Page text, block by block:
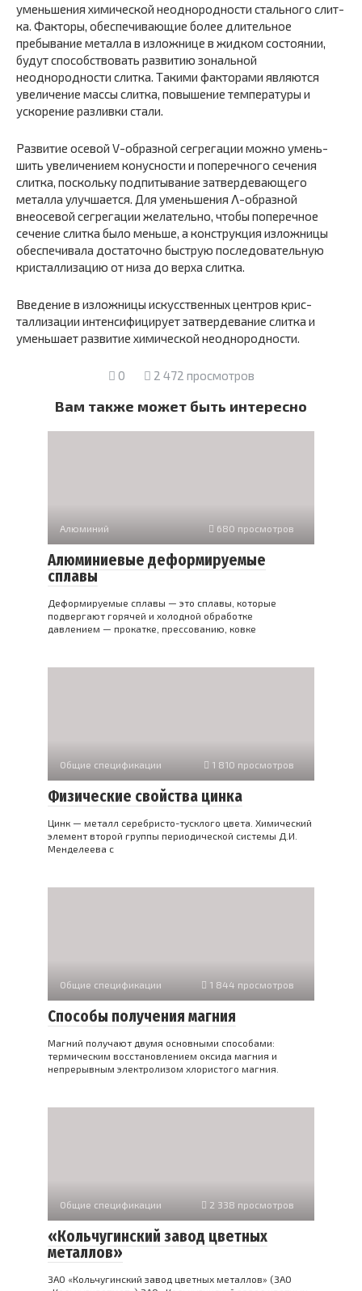
уменьшения химической неоднородности стального слит­
ка. Факторы, обеспечивающие более длительное
пребыва­ние металла в изложнице в жидком состоянии,
будут спо­собствовать развитию зональной
неоднородности слитка. Такими факторами являются
увеличение массы слитка, повышение температуры и
ускорение разливки стали.
Развитие осевой V-образной сегрегации можно умень­
шить увеличением конусности и поперечного сечения
слитка, поскольку подпитывание затвердевающего
метал­ла улучшается. Для уменьшения Λ-образной
внеосевой сегрегации желательно, чтобы поперечное
сечение слитка было меньше, а конструкция изложницы
обеспечивала достаточно быструю последовательную
кристаллизацию от низа до верха слитка.
Введение в изложницы искусственных центров крис­
таллизации интенсифицирует затвердевание слитка и
уменьшает развитие химической неоднородности.
0 2 472 просмотров
Вам также может быть интересно
Алюминий 680 просмотров
Алюминиевые деформируемые
сплавы
Деформируемые сплавы — это сплавы, которые
подвергают горячей и холодной обработке
давлением — прокатке, прессованию, ковке
Общие спецификации 1 810 просмотров
Физические свойства цинка
Цинк — металл серебристо-тусклого цвета. Химический
элемент второй группы периодической системы Д.И.
Менделеева с
Общие спецификации 1 844 просмотров
Способы получения магния
Магний получают двумя основными способами:
термическим восстановлением оксида магния и
непрерывным электролизом хлористого магния.
Общие спецификации 2 338 просмотров
«Кольчугинский завод цветных
металлов»
ЗАО «Кольчугинский завод цветных металлов» (ЗАО